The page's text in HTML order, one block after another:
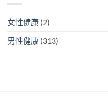
女性健康 (2)
男性健康 (313)